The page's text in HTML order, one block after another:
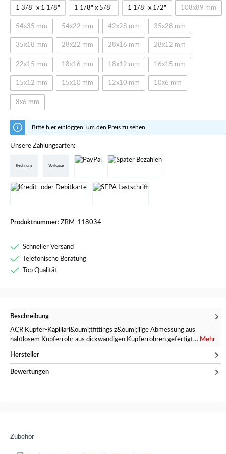
1 3/8" x 1 1/8" 1 1/8" x 5/8" 1 1/8" x 1/2" 108x89 mm
54x35 mm 54x22 mm 42x28 mm 35x28 mm
35x18 mm 28x22 mm 28x16 mm 28x12 mm
22x15 mm 18x16 mm 18x12 mm 16x15 mm
15x12 mm 15x10 mm 12x10 mm 10x6 mm
8x6 mm
Bitte hier einloggen, um den Preis zu sehen.
Unsere Zahlungsarten:
Rechnung Vorkasse
Produktnummer: ZRM-118034
Schneller Versand
Telefonische Beratung
Top Qualität
Beschreibung
ACR Kupfer-Kapillarl&ouml;tfittings z&ouml;llige Abmessung aus
nahtlosem Kupferrohr aus dickwandigen Kupferrohren gefertigt… Mehr
Hersteller
Bewertungen
Zubehör